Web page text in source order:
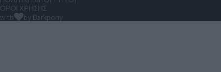
ΟΡΟΙ ΧΡΗΣΗΣ
with
by Darkpony